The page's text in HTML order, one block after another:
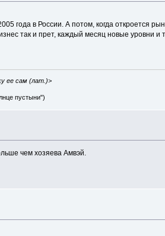
года в России. А потом, когда откроется
так и прет, каждый месяц новые уровни
ее сам (лат.)>
пустыни")
чем хозяева Амвэй.